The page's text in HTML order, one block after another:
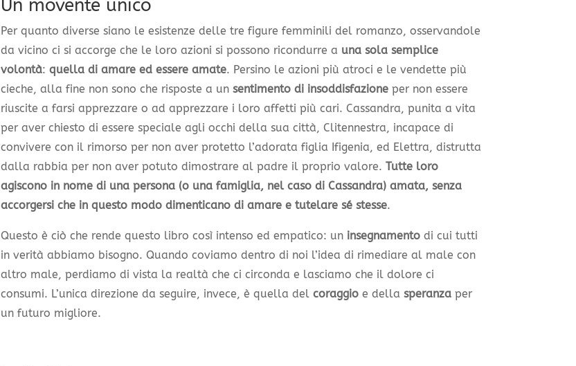
Un movente unico
Per quanto diverse siano le esistenze delle tre figure femminili del romanzo, osservandole
da vicino ci si accorge che le loro azioni si possono ricondurre a una sola semplice
volontà: quella di amare ed essere amate. Persino le azioni più atroci e le vendette più
cieche, alla fine non sono che risposte a un sentimento di insoddisfazioneper non essere
riuscite a farsi apprezzare o ad apprezzare i loro affetti più cari. Cassandra, punita a vita
per aver chiesto di essere speciale agli occhi della sua città, Clitennestra, incapace di
convivere con il rimorso per non aver protetto l’adorata figlia Ifigenia, ed Elettra, distrutta
dalla rabbia per non aver potuto dimostrare al padre il proprio valore. Tutte loro
agiscono in nome di una persona (o una famiglia, nel caso di Cassandra) amata, senza
accorgersi che in questo modo dimenticano di amare e tutelare sé stesse.
Questo è ciò che rende questo libro così intenso ed empatico: un insegnamentodi cui tutti
in verità abbiamo bisogno. Quando coviamo dentro di noi l’idea di rimediare al male con
altro male, perdiamo di vista la realtà che ci circonda e lasciamo che il dolore ci
consumi. L’unica direzione da seguire, invece, è quella del coraggioe della speranzaper
un futuro migliore.